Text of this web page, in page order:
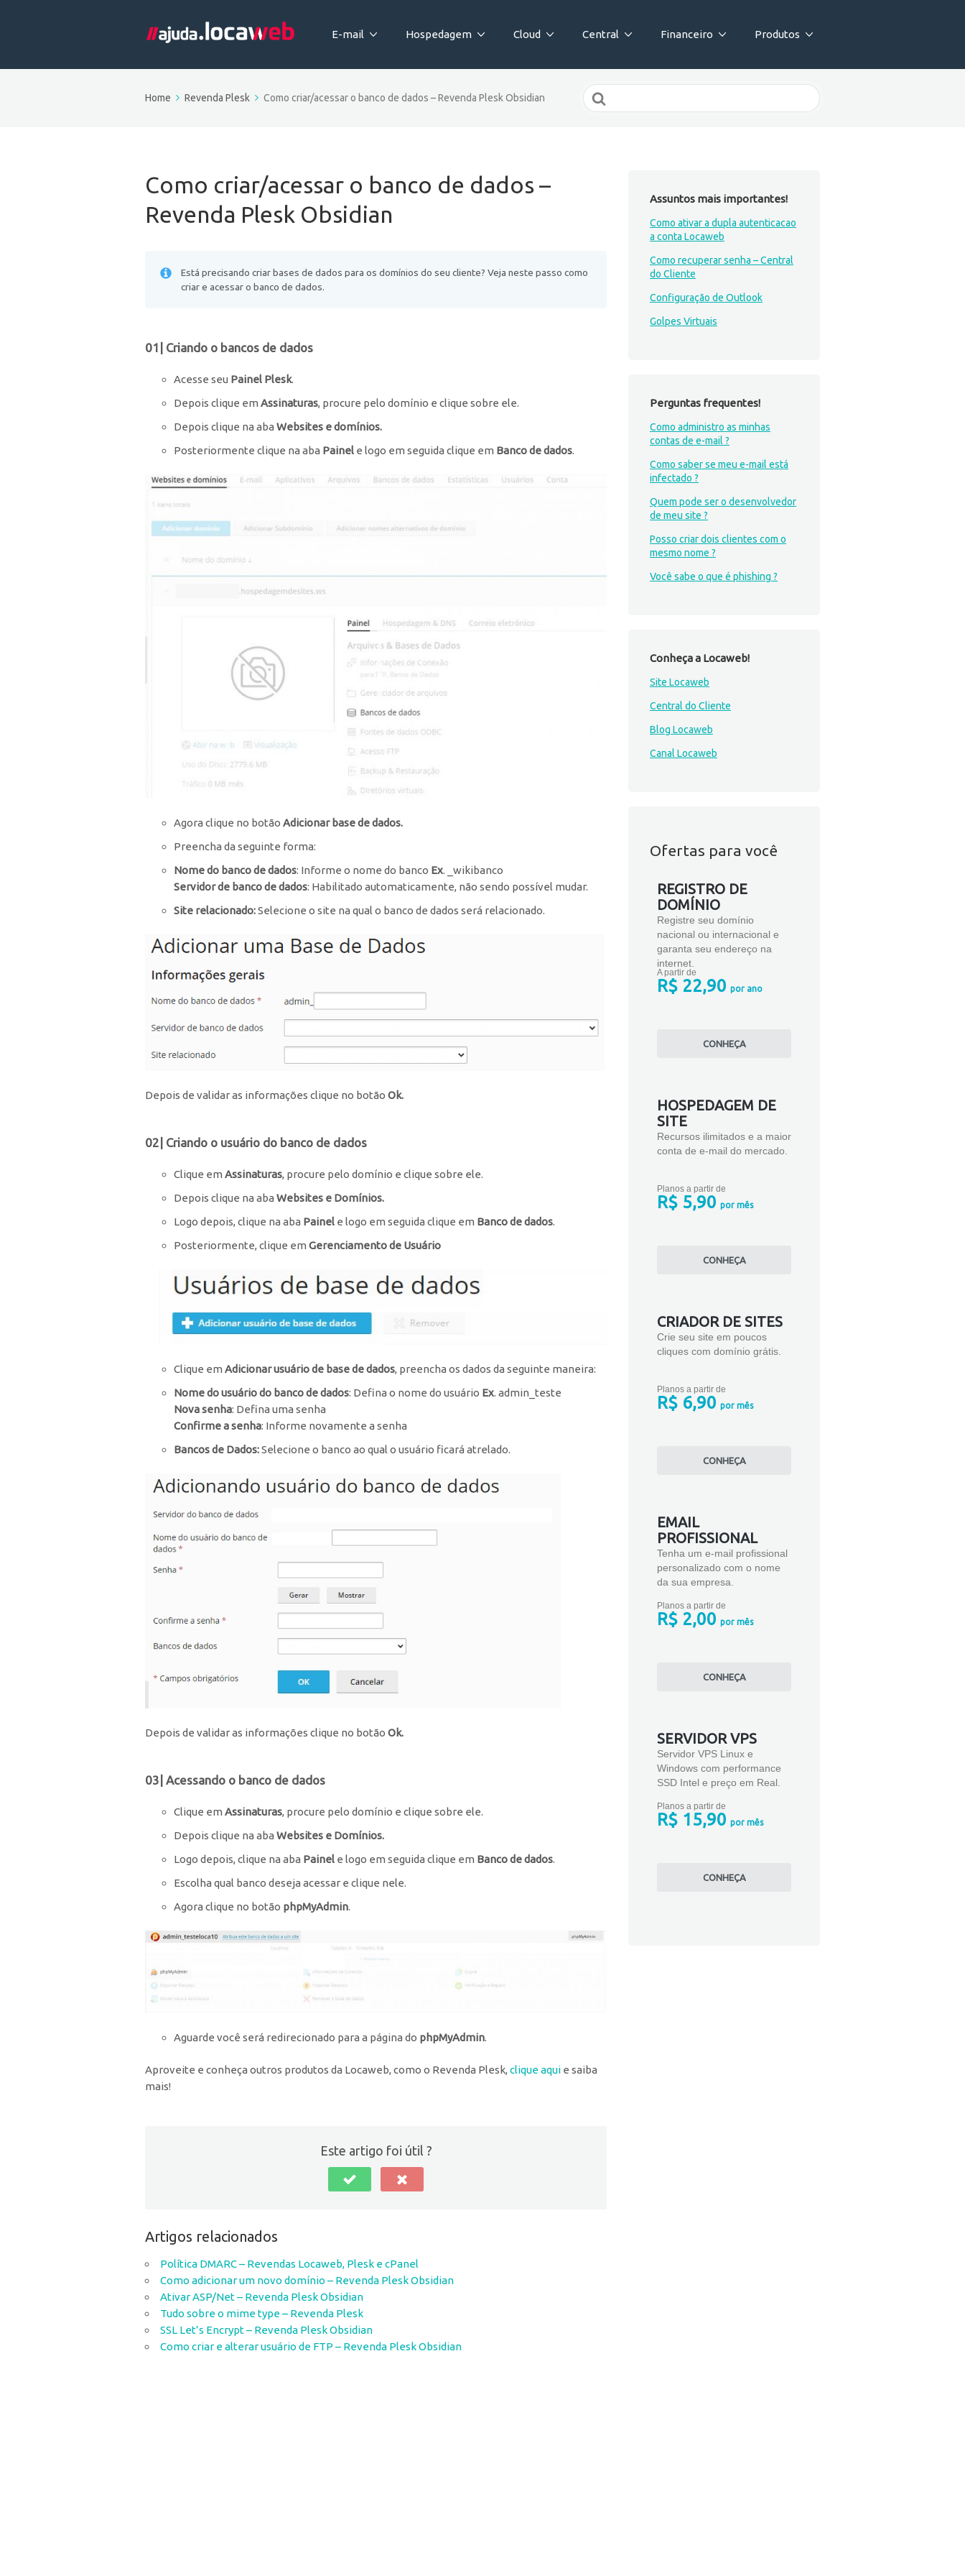
E-mail Hospedagem Cloud Central Financeiro Produtos
Home Revenda Plesk Como criar/acessar o banco de dados – Revenda Plesk Obsidian
Search
For
Como criar/acessar o banco de dados –
Revenda Plesk Obsidian
Está precisando criar bases de dados para os domínios do seu cliente? Veja neste passo como
criar e acessar o banco de dados.
01| Criando o bancos de dados
Acesse seu Painel Plesk.
Depois clique em Assinaturas, procure pelo domínio e clique sobre ele.
Depois clique na aba Websites e domínios.
Posteriormente clique na aba Painel e logo em seguida clique em Banco de dados.
Agora clique no botão Adicionar base de dados.
Preencha da seguinte forma:
Nome do banco de dados: Informe o nome do banco Ex. _wikibanco
Servidor de banco de dados: Habilitado automaticamente, não sendo possível mudar.
Site relacionado:Selecione o site na qual o banco de dados será relacionado.
Depois de validar as informações clique no botão Ok.
02| Criando o usuário do banco de dados
Clique em Assinaturas, procure pelo domínio e clique sobre ele.
Depois clique na aba Websites e Domínios.
Logo depois, clique na aba Painel e logo em seguida clique em Banco de dados.
Posteriormente, clique em Gerenciamento de Usuário
Clique em Adicionar usuário de base de dados, preencha os dados da seguinte maneira:
Nome do usuário do banco de dados: Defina o nome do usuário Ex. admin_teste
Nova senha: Defina uma senha
Confirme a senha: Informe novamente a senha
Bancos de Dados:Selecione o banco ao qual o usuário ficará atrelado.
Depois de validar as informações clique no botão Ok.
03| Acessando o banco de dados
Clique em Assinaturas, procure pelo domínio e clique sobre ele.
Depois clique na aba Websites e Domínios.
Logo depois, clique na aba Painel e logo em seguida clique em Banco de dados.
Escolha qual banco deseja acessar e clique nele.
Agora clique no botão phpMyAdmin.
Aguarde você será redirecionado para a página do phpMyAdmin.
Aproveite e conheça outros produtos da Locaweb, como o Revenda Plesk, clique aqui e saiba
mais!
Este artigo foi útil ?
Artigos relacionados
Política DMARC – Revendas Locaweb, Plesk e cPanel
Como adicionar um novo domínio – Revenda Plesk Obsidian
Ativar ASP/Net – Revenda Plesk Obsidian
Tudo sobre o mime type – Revenda Plesk
SSL Let’s Encrypt – Revenda Plesk Obsidian
Como criar e alterar usuário de FTP – Revenda Plesk Obsidian
Assuntos mais importantes!
Como ativar a dupla autenticacao
a conta Locaweb
Como recuperar senha – Central
do Cliente
Configuração de Outlook
Golpes Virtuais
Perguntas frequentes!
Como administro as minhas
contas de e-mail ?
Como saber se meu e-mail está
infectado ?
Quem pode ser o desenvolvedor
de meu site ?
Posso criar dois clientes com o
mesmo nome ?
Você sabe o que é phishing ?
Conheça a Locaweb!
Site Locaweb
Central do Cliente
Blog Locaweb
Canal Locaweb
Ofertas para você
REGISTRO DE
DOMÍNIO
Registre seu domínio
nacional ou internacional e
garanta seu endereço na
internet.
A partir de
R$ 22,90 por ano
CONHEÇA
HOSPEDAGEM DE
SITE
Recursos ilimitados e a maior
conta de e-mail do mercado.
Planos a partir de
R$ 5,90 por mês
CONHEÇA
CRIADOR DE SITES
Crie seu site em poucos
cliques com domínio grátis.
Planos a partir de
R$ 6,90 por mês
CONHEÇA
EMAIL
PROFISSIONAL
Tenha um e-mail profissional
personalizado com o nome
da sua empresa.
Planos a partir de
R$ 2,00 por mês
CONHEÇA
SERVIDOR VPS
Servidor VPS Linux e
Windows com performance
SSD Intel e preço em Real.
Planos a partir de
R$ 15,90 por mês
CONHEÇA